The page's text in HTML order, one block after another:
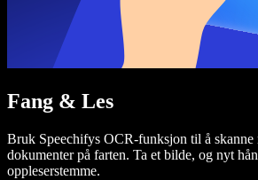
Fang & Les
Bruk Speechifys OCR-funksjon til å skanne
dokumenter på farten. Ta et bilde, og nyt
oppleserstemme.